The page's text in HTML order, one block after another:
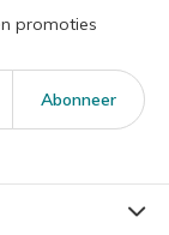
promoties
Abonneer